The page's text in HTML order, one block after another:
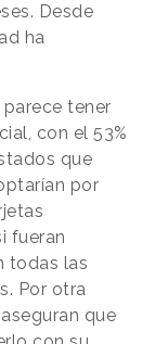
Desde
ha
tener
con el 53%
que
por
fueran
todas las
Por otra
que